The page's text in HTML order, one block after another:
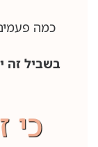
כמה
בשביל זה
כי